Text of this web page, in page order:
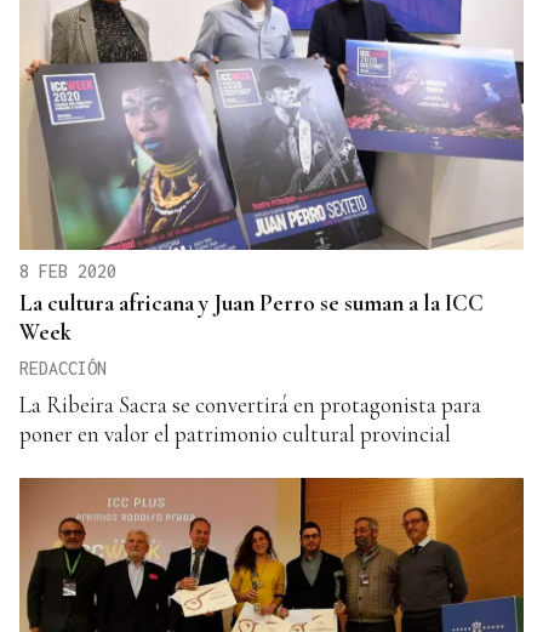
8 FEB 2020
La cultura africana y Juan Perro se suman a la ICC
Week
REDACCIÓN
La Ribeira Sacra se convertirá en protagonista para
poner en valor el patrimonio cultural provincial